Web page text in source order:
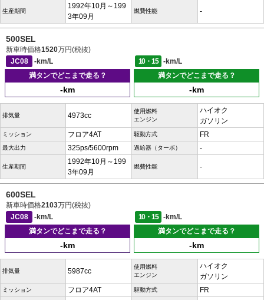
生産期間
1992年10月～199
3年09月
燃費性能 -
500SEL
新車時価格1520万円(税抜)
JC08
-km/L 10・15
-km/L
満タンでどこまで走る？
-km
満タンでどこまで走る？
-km
排気量 4973cc
使用燃料
エンジン
ハイオク
ガソリン
ミッション フロア4AT 駆動方式 FR
最大出力 325ps/5600rpm 過給器（ターボ） -
生産期間
1992年10月～199
3年09月
燃費性能 -
600SEL
新車時価格2103万円(税抜)
JC08
-km/L 10・15
-km/L
満タンでどこまで走る？
-km
満タンでどこまで走る？
-km
排気量 5987cc
使用燃料
エンジン
ハイオク
ガソリン
ミッション フロア4AT 駆動方式 FR